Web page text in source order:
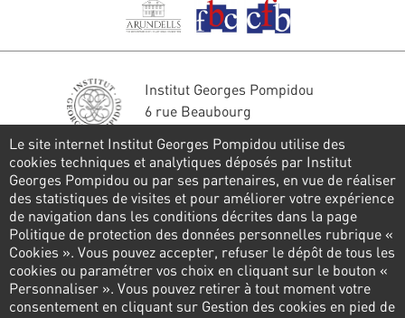
Institut Georges Pompidou
6 rue Beaubourg
Tél. : 01 44 78 41 22
Restons en contact
FORMULAIRE DE CONTACT
Suivez-nous
Le site internet Institut Georges Pompidou utilise des
cookies techniques et analytiques déposés par Institut
Georges Pompidou ou par ses partenaires, en vue de réaliser
des statistiques de visites et pour améliorer votre expérience
de navigation dans les conditions décrites dans la page
Politique de protection des données personnelles rubrique «
Cookies ». Vous pouvez accepter, refuser le dépôt de tous les
cookies ou paramétrer vos choix en cliquant sur le bouton «
Personnaliser ». Vous pouvez retirer à tout moment votre
consentement en cliquant sur Gestion des cookies en pied de